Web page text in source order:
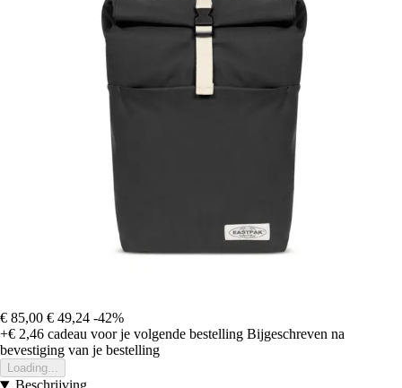
€ 85,00 € 49,24 -42%
+€ 2,46 cadeau voor je volgende bestelling Bijgeschreven na
bevestiging van je bestelling
Loading...
Beschrijving